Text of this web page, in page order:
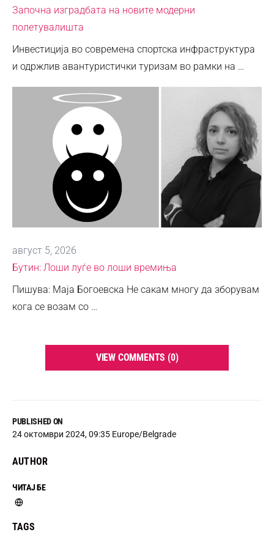
PUBLISHED ON
24 октомври 2024, 09:35 Europe/Belgrade
AUTHOR
ЧИТАЈ БЕ
TAGS
Започна изградбата на новите модерни
полетувалишта
Инвестиција во современа спортска инфраструктура
и одржлив авантуристички туризам во рамки на …
август 5, 2026
Бутин: Лоши луѓе во лоши времиња
Пишува: Маја Богоевска Не сакам многу да зборувам
кога се возам со …
VIEW COMMENTS (0)